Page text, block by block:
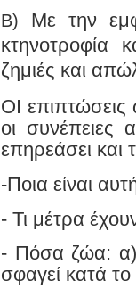
Β)
Με την
κτηνοτροφία
ζημιές και
ΟΙ επιπτώσεις
οι συνέπειες
επηρεάσει και
-Ποια είναι
- Τι μέτρα
- Πόσα ζώα: α)
σφαγεί κατά